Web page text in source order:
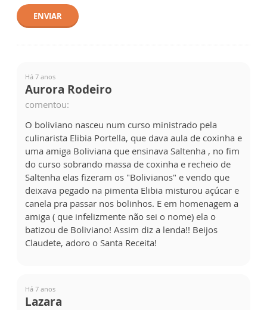
ENVIAR
Há 7 anos
Aurora Rodeiro
comentou:
O boliviano nasceu num curso ministrado pela
culinarista Elibia Portella, que dava aula de coxinha e
uma amiga Boliviana que ensinava Saltenha , no fim
do curso sobrando massa de coxinha e recheio de
Saltenha elas fizeram os "Bolivianos" e vendo que
deixava pegado na pimenta Elibia misturou açúcar e
canela pra passar nos bolinhos. E em homenagem a
amiga ( que infelizmente não sei o nome) ela o
batizou de Boliviano! Assim diz a lenda!! Beijos
Claudete, adoro o Santa Receita!
Há 7 anos
Lazara